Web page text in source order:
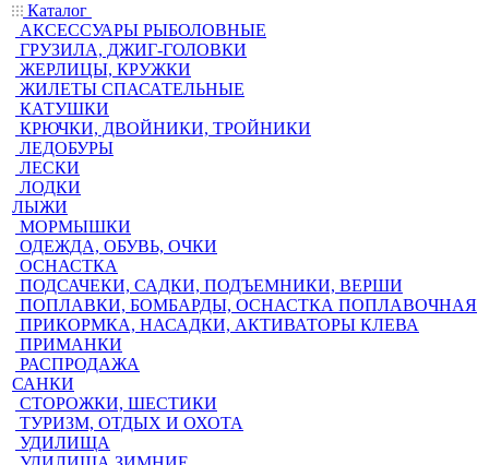
Каталог
АКСЕССУАРЫ РЫБОЛОВНЫЕ
ГРУЗИЛА, ДЖИГ-ГОЛОВКИ
ЖЕРЛИЦЫ, КРУЖКИ
ЖИЛЕТЫ СПАСАТЕЛЬНЫЕ
КАТУШКИ
КРЮЧКИ, ДВОЙНИКИ, ТРОЙНИКИ
ЛЕДОБУРЫ
ЛЕСКИ
ЛОДКИ
ЛЫЖИ
МОРМЫШКИ
ОДЕЖДА, ОБУВЬ, ОЧКИ
ОСНАСТКА
ПОДСАЧЕКИ, САДКИ, ПОДЪЕМНИКИ, ВЕРШИ
ПОПЛАВКИ, БОМБАРДЫ, ОСНАСТКА ПОПЛАВОЧНАЯ
ПРИКОРМКА, НАСАДКИ, АКТИВАТОРЫ КЛЕВА
ПРИМАНКИ
РАСПРОДАЖА
САНКИ
СТОРОЖКИ, ШЕСТИКИ
ТУРИЗМ, ОТДЫХ И ОХОТА
УДИЛИЩА